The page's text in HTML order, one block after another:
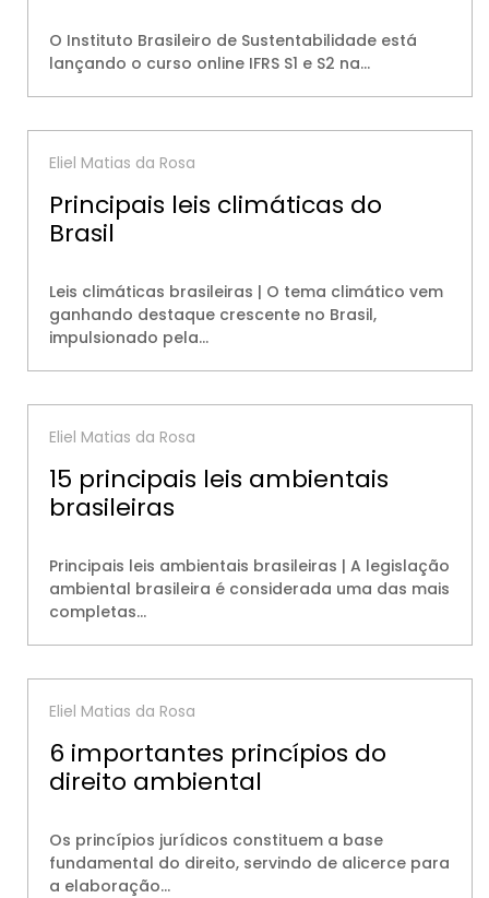
O Instituto Brasileiro de Sustentabilidade está
lançando o curso online IFRS S1 e S2 na…
Eliel Matias da Rosa
Principais leis climáticas do
Brasil
Leis climáticas brasileiras | O tema climático vem
ganhando destaque crescente no Brasil,
impulsionado pela…
Eliel Matias da Rosa
15 principais leis ambientais
brasileiras
Principais leis ambientais brasileiras | A legislação
ambiental brasileira é considerada uma das mais
completas…
Eliel Matias da Rosa
6 importantes princípios do
direito ambiental
Os princípios jurídicos constituem a base
fundamental do direito, servindo de alicerce para
a elaboração…